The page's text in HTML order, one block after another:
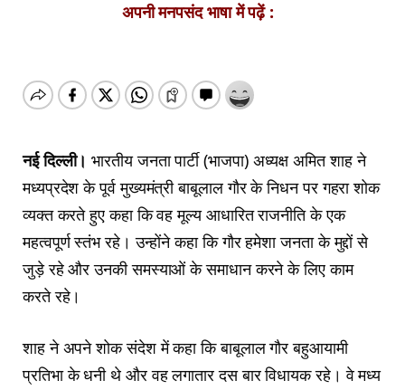
अपनी मनपसंद भाषा में पढ़ें :
नई दिल्ली। भारतीय जनता पार्टी (भाजपा) अध्यक्ष अमित शाह ने
मध्यप्रदेश के पूर्व मुख्यमंत्री बाबूलाल गौर के निधन पर गहरा शोक
व्यक्त करते हुए कहा कि वह मूल्य आधारित राजनीति के एक
महत्वपूर्ण स्तंभ रहे। उन्होंने कहा कि गौर हमेशा जनता के मुद्दों से
जुड़े रहे और उनकी समस्याओं के समाधान करने के लिए काम
करते रहे।
शाह ने अपने शोक संदेश में कहा कि बाबूलाल गौर बहुआयामी
प्रतिभा के धनी थे और वह लगातार दस बार विधायक रहे। वे मध्य